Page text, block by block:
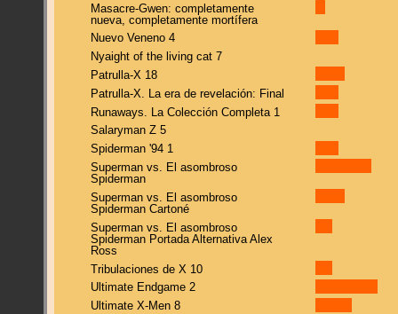
Masacre-Gwen: completamente
nueva, completamente mortífera
Nuevo Veneno 4
Nyaight of the living cat 7
Patrulla-X 18
Patrulla-X. La era de revelación: Final
Runaways. La Colección Completa 1
Salaryman Z 5
Spiderman '94 1
Superman vs. El asombroso
Spiderman
Superman vs. El asombroso
Spiderman Cartoné
Superman vs. El asombroso
Spiderman Portada Alternativa Alex
Ross
Tribulaciones de X 10
Ultimate Endgame 2
Ultimate X-Men 8